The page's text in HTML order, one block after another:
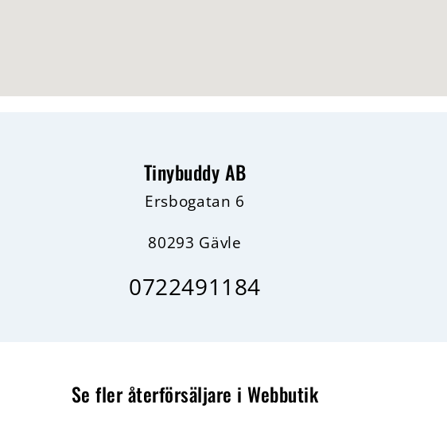
Tinybuddy AB
Ersbogatan 6
80293 Gävle
0722491184
Se fler återförsäljare i Webbutik